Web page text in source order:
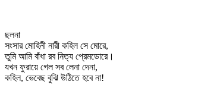
ছলনা
সংসার মোহিনী নারী কহিল সে মোরে,
তুমি আমি বাঁধা রব নিত্য প্রেমডোরে।
যখন ফুরায়ে গেল সব লেনা দেনা,
কহিল, ভেবেছ বুঝি উঠিতে হবে না!